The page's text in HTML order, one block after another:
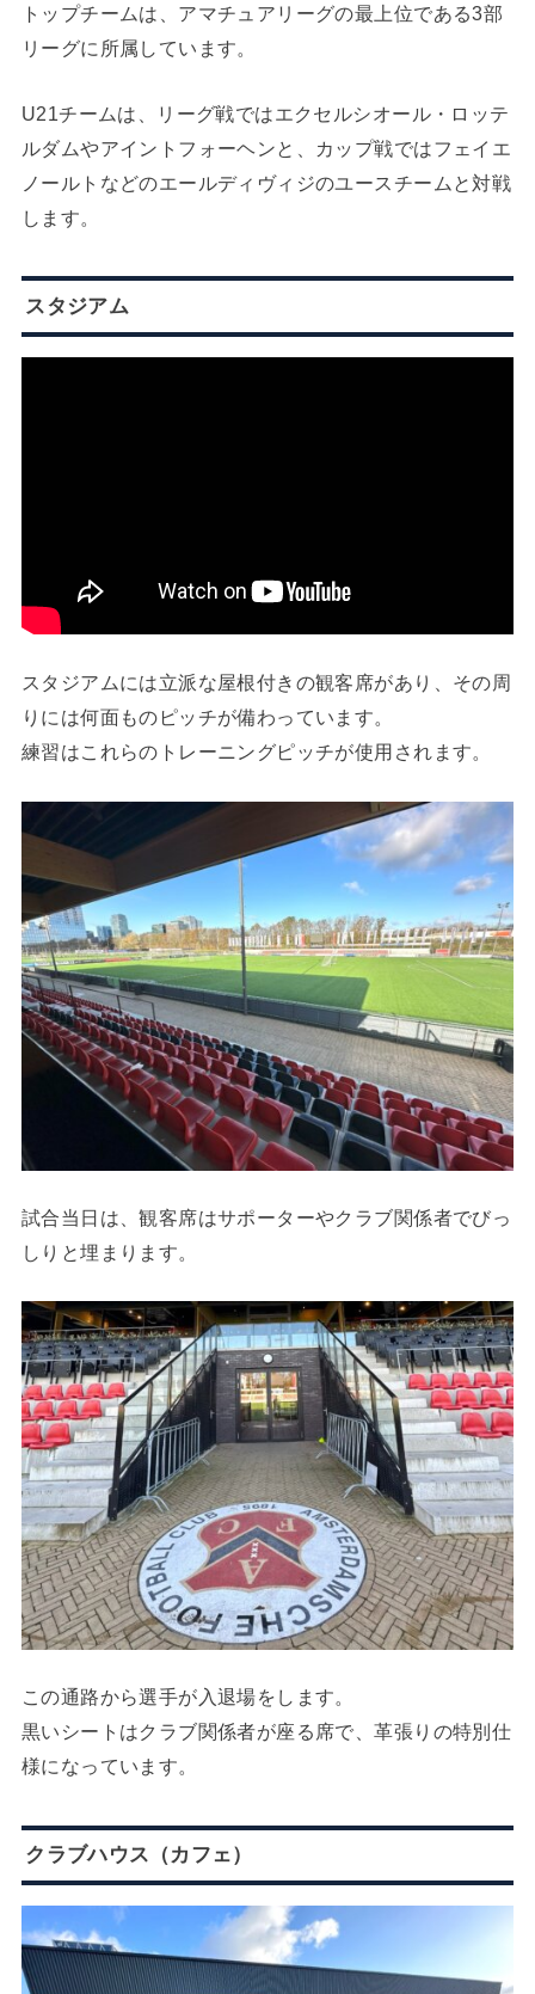
トップチームは、アマチュアリーグの最上位である3部
リーグに所属しています。
U21チームは、リーグ戦ではエクセルシオール・ロッテ
ルダムやアイントフォーヘンと、カップ戦ではフェイエ
ノールトなどのエールディヴィジのユースチームと対戦
します。
スタジアム
スタジアムには立派な屋根付きの観客席があり、その周
りには何面ものピッチが備わっています。
練習はこれらのトレーニングピッチが使用されます。
試合当日は、観客席はサポーターやクラブ関係者でびっ
しりと埋まります。
この通路から選手が入退場をします。
黒いシートはクラブ関係者が座る席で、革張りの特別仕
様になっています。
クラブハウス（カフェ）